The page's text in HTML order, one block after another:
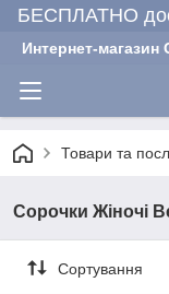
БЕСПЛАТНО
Интернет-
Товари та
Сорочки Жіночі
Сортування